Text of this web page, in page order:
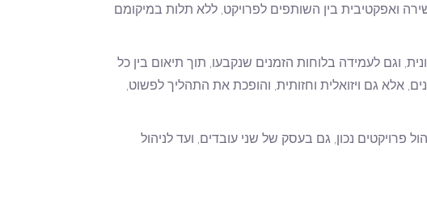
ואפקטיבית בין השותפים לפרויקט, ללא תלות במיקומם
וגם לעמידה בלוחות הזמנים שנקבעו, תוך תיאום בין כל
גם ויזואלית וחזותית, והופכת את התהליך לפשוט,
פרויקטים נכון, גם בעסק של שני עובדים, ועד לניהול